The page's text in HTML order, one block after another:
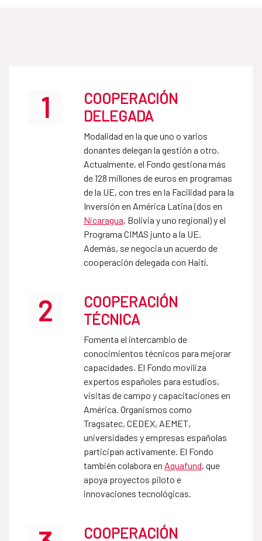
1
COOPERACIÓN
DELEGADA
Modalidad en la que uno o varios
donantes delegan la gestión a otro.
Actualmente, el Fondo gestiona más
de 128 millones de euros en programas
de la UE, con tres en la Facilidad para la
Inversión en América Latina (dos en
Nicaragua, Bolivia y uno regional) y el
Programa CIMAS junto a la UE.
Además, se negocia un acuerdo de
cooperación delegada con Haití.
2
COOPERACIÓN
TÉCNICA
Fomenta el intercambio de
conocimientos técnicos para mejorar
capacidades. El Fondo moviliza
expertos españoles para estudios,
visitas de campo y capacitaciones en
América. Organismos como
Tragsatec, CEDEX, AEMET,
universidades y empresas españolas
participan activamente. El Fondo
también colabora en Aquafund, que
apoya proyectos piloto e
innovaciones tecnológicas.
COOPERACIÓN